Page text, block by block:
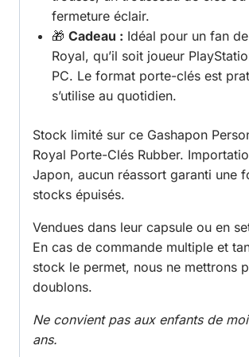
fermeture éclair.
🎁 Cadeau : Idéal pour un fan
Royal, qu’il soit joueur
PC. Le format porte-clés est
s’utilise au quotidien.
Stock limité sur ce Gashapon
Royal Porte-Clés Rubber.
Japon, aucun réassort garanti une
stocks épuisés.
Vendues dans leur capsule ou en
En cas de commande multiple et
stock le permet, nous ne mettrons
doublons.
Ne convient pas aux enfants de
ans.